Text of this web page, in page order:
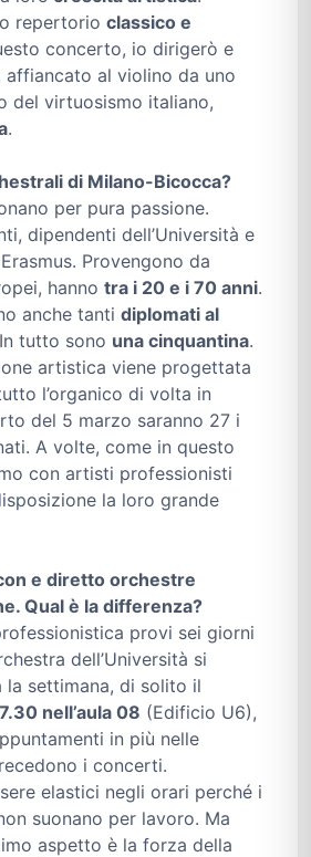
repertorio classico e
concerto, io dirigerò e
affiancato al violino da uno
del virtuosismo italiano,
.
di Milano-Bicocca?
per pura passione.
dipendenti dell’Università e
Provengono da
hanno tra i 20 e i 70 anni.
anche tanti diplomati al
tutto sono una cinquantina.
artistica viene progettata
l’organico di volta in
del 5 marzo saranno 27 i
A volte, come in questo
con artisti professionisti
la loro grande
e diretto orchestre
Qual è la differenza?
provi sei giorni
dell’Università si
la settimana, di solito il
nell’aula 08 (Edificio U6),
in più nelle
i concerti.
elastici negli orari perché i
suonano per lavoro. Ma
aspetto è la forza della